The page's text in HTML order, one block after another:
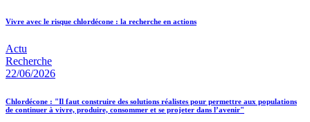
Vivre avec le risque chlordécone : la recherche en actions
Actu
Recherche
22/06/2026
Chlordécone : "Il faut construire des solutions réalistes pour permettre aux populations
de continuer à vivre, produire, consommer et se projeter dans l’avenir"